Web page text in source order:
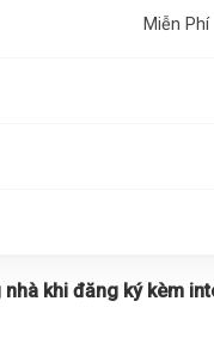
Miễn Phí
khi đăng ký kèm